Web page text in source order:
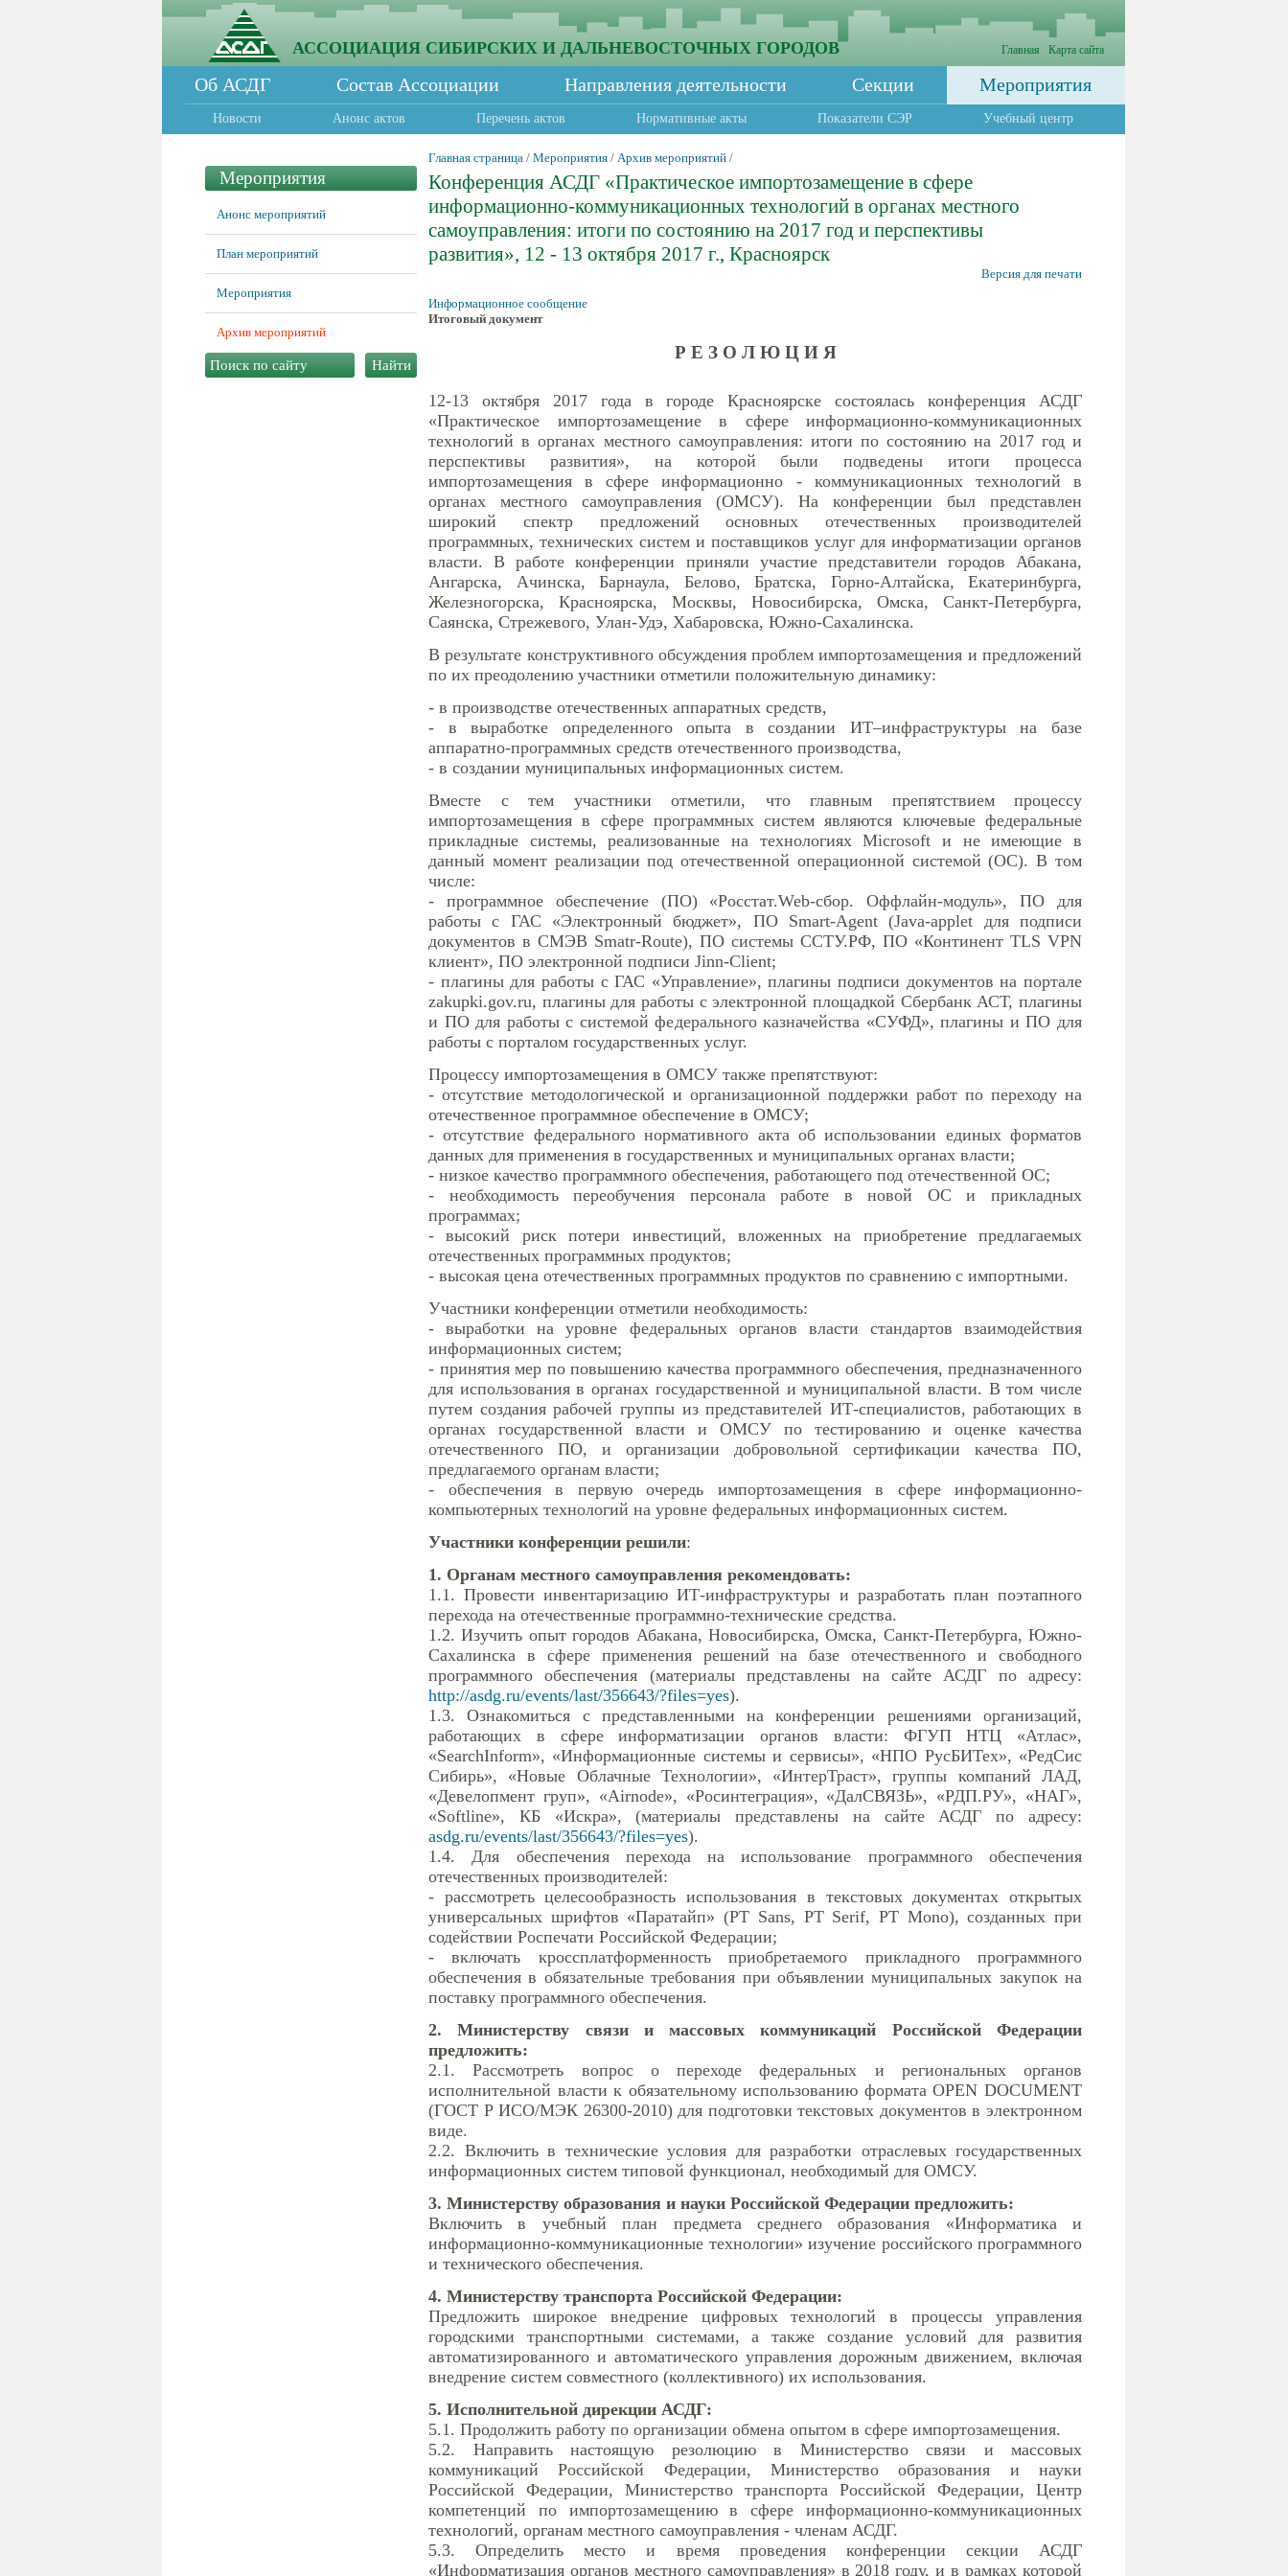
АССОЦИАЦИЯ СИБИРСКИХ И ДАЛЬНЕВОСТОЧНЫХ ГОРОДОВ Главная Карта сайта
Об АСДГ Состав Ассоциации Направления деятельности Секции Мероприятия
Новости Анонс актов Перечень актов Нормативные акты Показатели СЭР Учебный центр
Мероприятия
Анонс мероприятий
План мероприятий
Мероприятия
Архив мероприятий
Главная страница / Мероприятия / Архив мероприятий /
Конференция АСДГ «Практическое импортозамещение в сфере
информационно-коммуникационных технологий в органах местного
самоуправления: итоги по состоянию на 2017 год и перспективы
развития», 12 - 13 октября 2017 г., Красноярск
Версия для печати
Информационное сообщение
Итоговый документ
Р Е З О Л Ю Ц И Я
12-13 октября 2017 года в городе Красноярске состоялась конференция АСДГ
«Практическое импортозамещение в сфере информационно-коммуникационных
технологий в органах местного самоуправления: итоги по состоянию на 2017 год и
перспективы развития», на которой были подведены итоги процесса
импортозамещения в сфере информационно - коммуникационных технологий в
органах местного самоуправления (ОМСУ). На конференции был представлен
широкий спектр предложений основных отечественных производителей
программных, технических систем и поставщиков услуг для информатизации органов
власти. В работе конференции приняли участие представители городов Абакана,
Ангарска, Ачинска, Барнаула, Белово, Братска, Горно-Алтайска, Екатеринбурга,
Железногорска, Красноярска, Москвы, Новосибирска, Омска, Санкт-Петербурга,
Саянска, Стрежевого, Улан-Удэ, Хабаровска, Южно-Сахалинска.
В результате конструктивного обсуждения проблем импортозамещения и предложений
по их преодолению участники отметили положительную динамику:
- в производстве отечественных аппаратных средств,
- в выработке определенного опыта в создании ИТ–инфраструктуры на базе
аппаратно-программных средств отечественного производства,
- в создании муниципальных информационных систем.
Вместе с тем участники отметили, что главным препятствием процессу
импортозамещения в сфере программных систем являются ключевые федеральные
прикладные системы, реализованные на технологиях Microsoft и не имеющие в
данный момент реализации под отечественной операционной системой (ОС). В том
числе:
- программное обеспечение (ПО) «Росстат.Web-сбор. Оффлайн-модуль», ПО для
работы с ГАС «Электронный бюджет», ПО Smart-Agent (Java-applet для подписи
документов в СМЭВ Smatr-Route), ПО системы ССТУ.РФ, ПО «Континент TLS VPN
клиент», ПО электронной подписи Jinn-Client;
- плагины для работы с ГАС «Управление», плагины подписи документов на портале
zakupki.gov.ru, плагины для работы с электронной площадкой Сбербанк АСТ, плагины
и ПО для работы с системой федерального казначейства «СУФД», плагины и ПО для
работы с порталом государственных услуг.
Процессу импортозамещения в ОМСУ также препятствуют:
- отсутствие методологической и организационной поддержки работ по переходу на
отечественное программное обеспечение в ОМСУ;
- отсутствие федерального нормативного акта об использовании единых форматов
данных для применения в государственных и муниципальных органах власти;
- низкое качество программного обеспечения, работающего под отечественной ОС;
- необходимость переобучения персонала работе в новой ОС и прикладных
программах;
- высокий риск потери инвестиций, вложенных на приобретение предлагаемых
отечественных программных продуктов;
- высокая цена отечественных программных продуктов по сравнению с импортными.
Участники конференции отметили необходимость:
- выработки на уровне федеральных органов власти стандартов взаимодействия
информационных систем;
- принятия мер по повышению качества программного обеспечения, предназначенного
для использования в органах государственной и муниципальной власти. В том числе
путем создания рабочей группы из представителей ИТ-специалистов, работающих в
органах государственной власти и ОМСУ по тестированию и оценке качества
отечественного ПО, и организации добровольной сертификации качества ПО,
предлагаемого органам власти;
- обеспечения в первую очередь импортозамещения в сфере информационно-
компьютерных технологий на уровне федеральных информационных систем.
Участники конференции решили:
1. Органам местного самоуправления рекомендовать:
1.1. Провести инвентаризацию ИТ-инфраструктуры и разработать план поэтапного
перехода на отечественные программно-технические средства.
1.2. Изучить опыт городов Абакана, Новосибирска, Омска, Санкт-Петербурга, Южно-
Сахалинска в сфере применения решений на базе отечественного и свободного
программного обеспечения (материалы представлены на сайте АСДГ по адресу:
http://asdg.ru/events/last/356643/?files=yes).
1.3. Ознакомиться с представленными на конференции решениями организаций,
работающих в сфере информатизации органов власти: ФГУП НТЦ «Атлас»,
«SearchInform», «Информационные системы и сервисы», «НПО РусБИТех», «РедСис
Сибирь», «Новые Облачные Технологии», «ИнтерТраст», группы компаний ЛАД,
«Девелопмент груп», «Airnode», «Росинтеграция», «ДалСВЯЗЬ», «РДП.РУ», «НАГ»,
«Softline», КБ «Искра», (материалы представлены на сайте АСДГ по адресу:
asdg.ru/events/last/356643/?files=yes).
1.4. Для обеспечения перехода на использование программного обеспечения
отечественных производителей:
- рассмотреть целесообразность использования в текстовых документах открытых
универсальных шрифтов «Паратайп» (PT Sans, PT Serif, PT Mono), созданных при
содействии Роспечати Российской Федерации;
- включать кроссплатформенность приобретаемого прикладного программного
обеспечения в обязательные требования при объявлении муниципальных закупок на
поставку программного обеспечения.
2. Министерству связи и массовых коммуникаций Российской Федерации
предложить:
2.1. Рассмотреть вопрос о переходе федеральных и региональных органов
исполнительной власти к обязательному использованию формата OPEN DOCUMENT
(ГОСТ Р ИСО/МЭК 26300-2010) для подготовки текстовых документов в электронном
виде.
2.2. Включить в технические условия для разработки отраслевых государственных
информационных систем типовой функционал, необходимый для ОМСУ.
3. Министерству образования и науки Российской Федерации предложить:
Включить в учебный план предмета среднего образования «Информатика и
информационно-коммуникационные технологии» изучение российского программного
и технического обеспечения.
4. Министерству транспорта Российской Федерации:
Предложить широкое внедрение цифровых технологий в процессы управления
городскими транспортными системами, а также создание условий для развития
автоматизированного и автоматического управления дорожным движением, включая
внедрение систем совместного (коллективного) их использования.
5. Исполнительной дирекции АСДГ:
5.1. Продолжить работу по организации обмена опытом в сфере импортозамещения.
5.2. Направить настоящую резолюцию в Министерство связи и массовых
коммуникаций Российской Федерации, Министерство образования и науки
Российской Федерации, Министерство транспорта Российской Федерации, Центр
компетенций по импортозамещению в сфере информационно-коммуникационных
технологий, органам местного самоуправления - членам АСДГ.
5.3. Определить место и время проведения конференции секции АСДГ
«Информатизация органов местного самоуправления» в 2018 году, и в рамках которой